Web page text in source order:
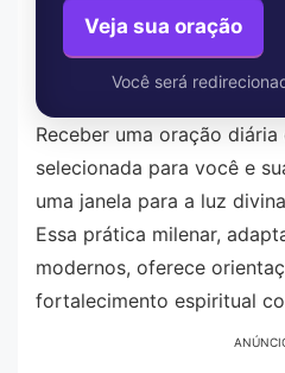
Veja sua oração
Você será
Receber uma oração
selecionada para você e
uma janela para a luz
Essa prática milenar,
modernos, oferece
fortalecimento espiritual